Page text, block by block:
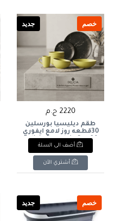
خصم جديد
2220 ج.م
طقم ديليسيا بورسلين
30قطعه روز لامع ايفوري
Delicia Porcelain Set, 30
Pieces, Rose Ivory Glossy
أضف الى السلة
أشتري الآن
خصم جديد